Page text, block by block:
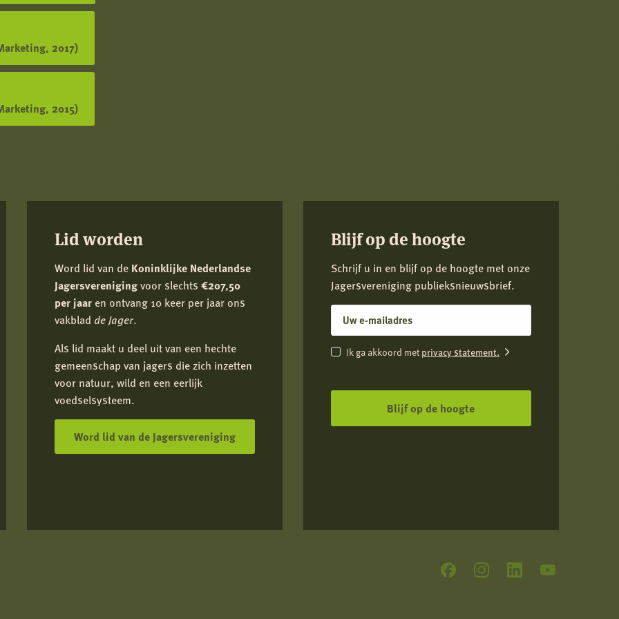
2017)
2015)
Lid worden
Word lid van de Koninklijke Nederlandse
Jagersverenigingvoor slechts €207,50
per jaaren ontvang 10 keer per jaar ons
vakblad de Jager.
Als lid maakt u deel uit van een hechte
gemeenschap van jagers die zich inzetten
voor natuur, wild en een eerlijk
voedselsysteem.
Word lid van de Jagersvereniging
Blijf op de hoogte
Schrijf u in en blijf op de hoogte met onze
Jagersvereniging publieksnieuwsbrief.
E-
mailadres
Instemming
Ik ga akkoord met privacy statement.